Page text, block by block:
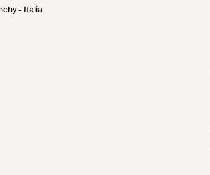
- Italia